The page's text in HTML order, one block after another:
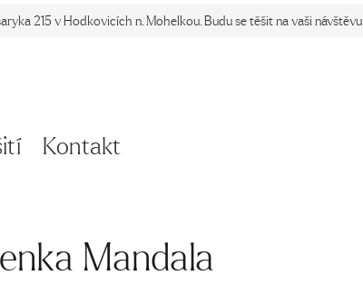
215 v Hodkovicích n. Mohelkou. Budu se těšit na vaši návštěvu.
Kontakt
Mandala